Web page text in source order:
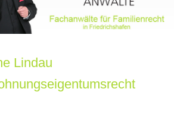
Lindau